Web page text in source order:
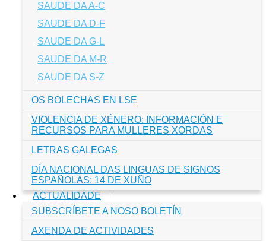
SAUDE DA A-C
SAUDE DA D-F
SAUDE DA G-L
SAUDE DA M-R
SAUDE DA S-Z
OS BOLECHAS EN LSE
VIOLENCIA DE XÉNERO: INFORMACIÓN E
RECURSOS PARA MULLERES XORDAS
LETRAS GALEGAS
DÍA NACIONAL DAS LINGUAS DE SIGNOS
ESPAÑOLAS: 14 DE XUÑO
ACTUALIDADE
SUBSCRÍBETE A NOSO BOLETÍN
AXENDA DE ACTIVIDADES